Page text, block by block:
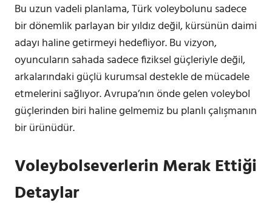
Bu uzun vadeli planlama, Türk voleybolunu sadece
bir dönemlik parlayan bir yıldız değil, kürsünün daimi
adayı haline getirmeyi hedefliyor. Bu vizyon,
oyuncuların sahada sadece fiziksel güçleriyle değil,
arkalarındaki güçlü kurumsal destekle de mücadele
etmelerini sağlıyor. Avrupa’nın önde gelen voleybol
güçlerinden biri haline gelmemiz bu planlı çalışmanın
bir ürünüdür.
Voleybolseverlerin Merak Ettiği
Detaylar